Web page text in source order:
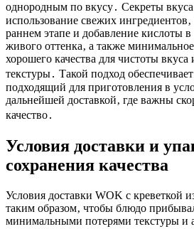
однородным по вкусу․ Секреты
использование свежих
раннем этапе и добавление кислоты
живого оттенка‚ а также
хорошего качества для чистоты
текстуры․ Такой подход
подходящий для приготовления в
дальнейшей доставкой‚ где важны
качество․
Условия доставки и
сохранения качества
Условия доставки WOK с креветкой
таким образом‚ чтобы блюдо
минимальными потерями текстуры и